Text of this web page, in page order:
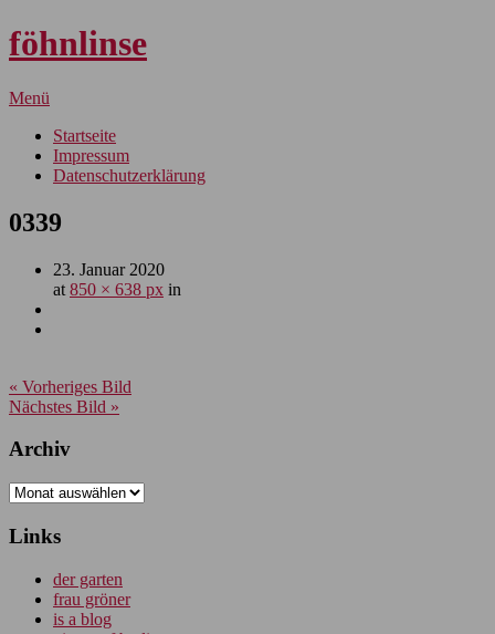
föhnlinse
Menü
Startseite
Impressum
Datenschutzerklärung
0339
23. Januar 2020
at 850 × 638 px in
« Vorheriges Bild
Nächstes Bild »
Archiv
Archiv
Links
der garten
frau gröner
is a blog